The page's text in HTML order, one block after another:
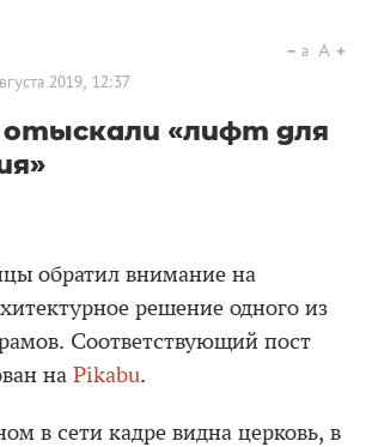
2019, 12:37
a A
отыскали «лифт для
обратил внимание на
решение одного из
Соответствующий пост
на Pikabu.
в сети кадре видна церковь, в